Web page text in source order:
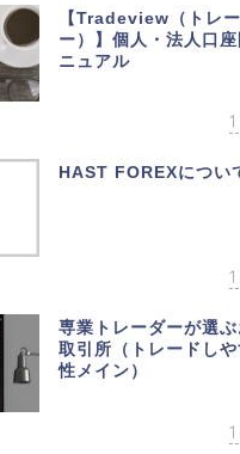
【Tradeview（トレ
ー）】個人・法人口
ニュアル
HAST FOREXについ
専業トレーダーが選
取引所（トレードし
性メイン）